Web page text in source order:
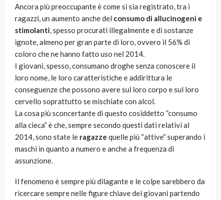
Ancora più preoccupante è come si sia registrato, tra i
ragazzi, un aumento anche del consumo di allucinogeni e
stimolanti, spesso procurati illegalmente e di sostanze
ignote, almeno per gran parte di loro, ovvero il 56% di
coloro che ne hanno fatto uso nel 2014.
I giovani, spesso, consumano droghe senza conoscere il
loro nome, le loro caratteristiche e addirittura le
conseguenze che possono avere sul loro corpo e sul loro
cervello soprattutto se mischiate con alcol.
La cosa più sconcertante di questo cosiddetto “consumo
alla cieca” è che, sempre secondo questi dati relativi al
2014, sono state le ragazze quelle più “attive” superando i
maschi in quanto a numero e anche a frequenza di
assunzione.
Il fenomeno è sempre più dilagante e le colpe sarebbero da
ricercare sempre nelle figure chiave dei giovani partendo